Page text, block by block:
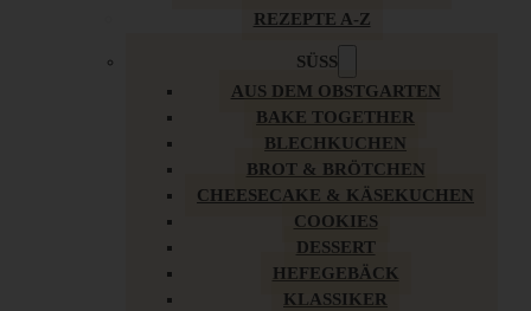
REZEPTE A-Z
SÜSS
AUS DEM OBSTGARTEN
BAKE TOGETHER
BLECHKUCHEN
BROT & BRÖTCHEN
CHEESECAKE & KÄSEKUCHEN
COOKIES
DESSERT
HEFEGEBÄCK
KLASSIKER